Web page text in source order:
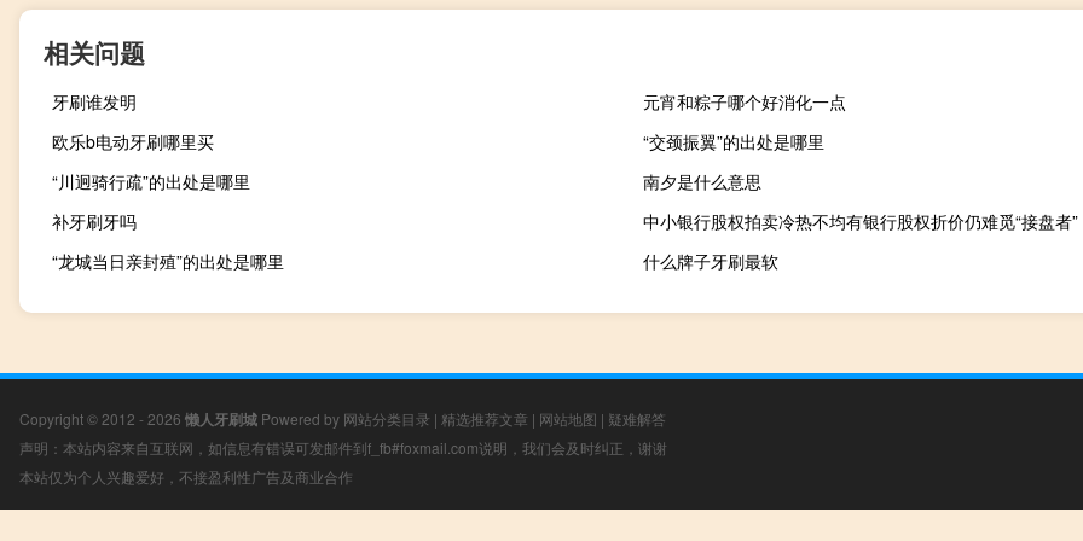
相关问题
牙刷谁发明
元宵和粽子哪个好消化一点
欧乐b电动牙刷哪里买
“交颈振翼”的出处是哪里
“川迥骑行疏”的出处是哪里
南夕是什么意思
补牙刷牙吗
中小银行股权拍卖冷热不均有银行股权折价仍难觅“接盘者”
“龙城当日亲封殖”的出处是哪里
什么牌子牙刷最软
Copyright © 2012 - 2026 懒人牙刷城 Powered by 网站分类目录 | 精选推荐文章 | 网站地图 | 疑难解答
声明：本站内容来自互联网，如信息有错误可发邮件到f_fb#foxmail.com说明，我们会及时纠正，谢谢
本站仅为个人兴趣爱好，不接盈利性广告及商业合作